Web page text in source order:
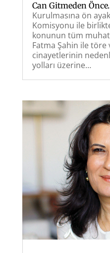
Can Gitmeden
Kurulmasına ön
Komisyonu ile
konunun tüm
Fatma Şahin ile töre
cinayetlerinin
yolları üzerine…